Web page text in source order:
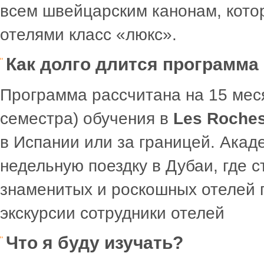
всем швейцарским канонам,
отелями класс «люкс».
Как долго длится
Программа рассчитана на 15
семестра) обучения в Les
в Испании или за границей.
недельную поездку в Дубаи, где
знаменитых и роскошных отелей
экскурсии сотрудники отелей
Что я буду изучать?